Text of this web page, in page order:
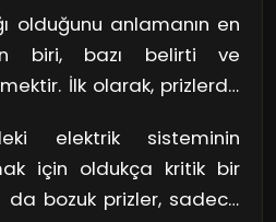
olduğunu anlamanın en
biri, bazı belirti ve
İlk olarak, prizlerde
Bunun yanı sıra,
bu da bir elektrik
Unutmayın, bu
elektrik sisteminin
için oldukça kritik bir
da bozuk prizler, sadece